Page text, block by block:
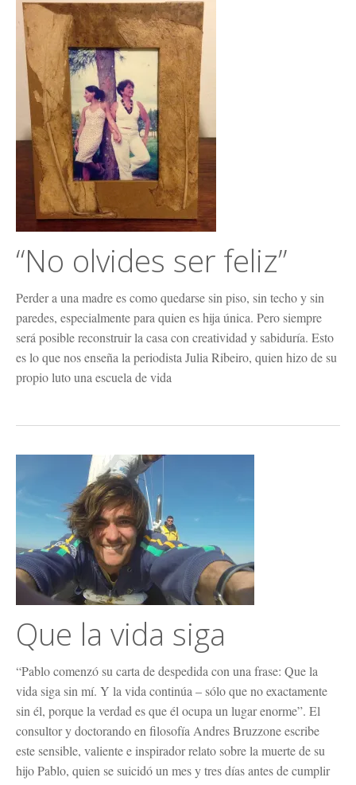
“No olvides ser feliz”
Perder a una madre es como quedarse sin piso, sin techo y sin
paredes, especialmente para quien es hija única. Pero siempre
será posible reconstruir la casa con creatividad y sabiduría. Esto
es lo que nos enseña la periodista Julia Ribeiro, quien hizo de su
propio luto una escuela de vida
Que la vida siga
“Pablo comenzó su carta de despedida con una frase: Que la
vida siga sin mí. Y la vida continúa – sólo que no exactamente
sin él, porque la verdad es que él ocupa un lugar enorme”. El
consultor y doctorando en filosofía Andres Bruzzone escribe
este sensible, valiente e inspirador relato sobre la muerte de su
hijo Pablo, quien se suicidó un mes y tres días antes de cumplir